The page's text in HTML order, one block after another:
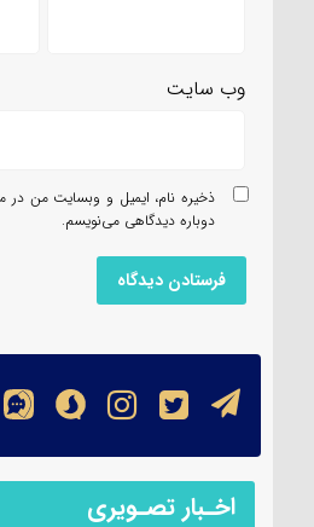
وب‌ سایت
ذخیره نام، ایمیل و وبسایت من در
دوباره دیدگاهی می‌نویسم.
اخـبار تصـویری